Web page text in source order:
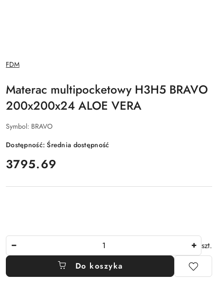
NAZWA
PRODUCENTA:
FDM
Materac multipocketowy H3H5 BRAVO
200x200x24 ALOE VERA
Symbol: BRAVO
Dostępność:Średnia dostępność
cena:
3795.69
szt.
Do koszyka